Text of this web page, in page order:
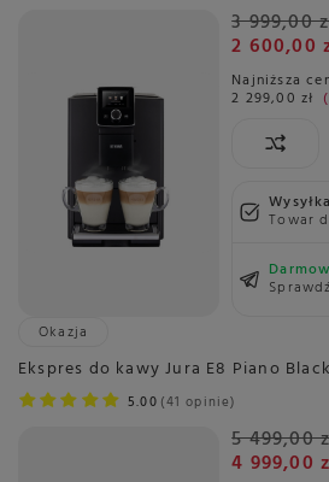
3 999,00
2 600,00
Najniższa
2 299,00 zł
Wysyłka
Towar
Okazja
Ekspres do kawy Jura E8 Piano
5.00 41 opinie
5 499,00
4 999,00